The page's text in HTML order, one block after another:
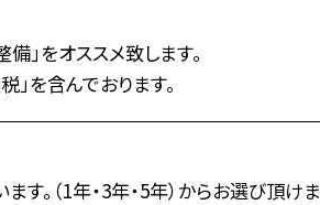
」をオススメ致します。
を含んでおります。
。（1年・3年・5年）からお選び頂けま